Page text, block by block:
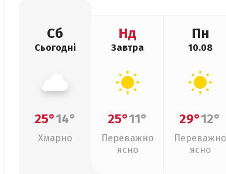
Сб
Сьогодні
25°14°
Хмарно
Нд
Завтра
25°11°
Переважно
ясно
Пн
10.08
29°12°
Переважно
ясно